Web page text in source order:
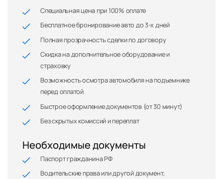
Специальная цена при 100% оплате
Бесплатное бронирование авто до 3-х дней
Полная прозрачность сделки по договору
Скидка на дополнительное оборудование и
страховку
Возможность осмотра автомобиля на подъемнике
перед оплатой
Быстрое оформление документов (от 30 минут)
Без скрытых комиссий и переплат
Необходимые документы
Паспорт гражданина РФ
Водительские права или другой документ,